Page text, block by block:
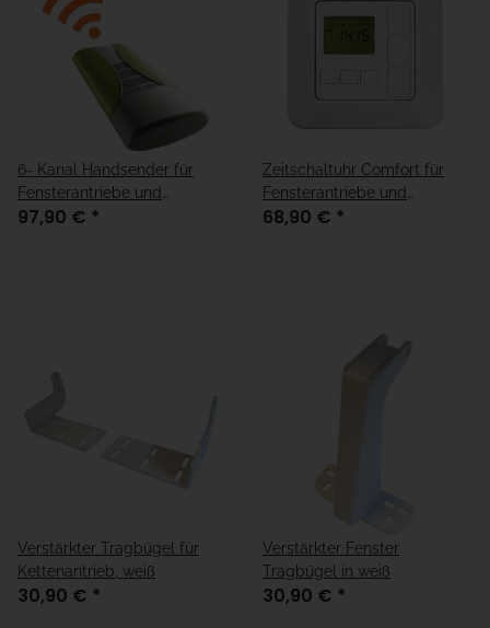
6- Kanal Handsender für
Fensterantriebe und
Rohrmotoren
97,90 € *
Zeitschaltuhr Comfort für
Fensterantriebe und
Rohrmotoren
68,90 € *
Verstärkter Tragbügel für
Kettenantrieb, weiß
30,90 € *
Verstärkter Fenster
Tragbügel in weiß
30,90 € *